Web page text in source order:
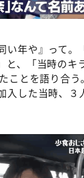
い年や』って。
、「当時のキ
ことを語り合
入した当時、３